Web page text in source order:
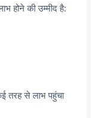
होने की उम्मीद है:
तरह से लाभ पहुंचा